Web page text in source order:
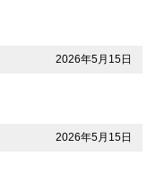
2026年5月15日
2026年5月15日